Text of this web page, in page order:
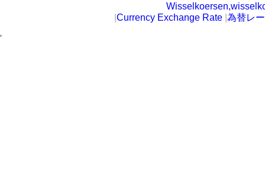
Currency Exchange Rate 為替レ